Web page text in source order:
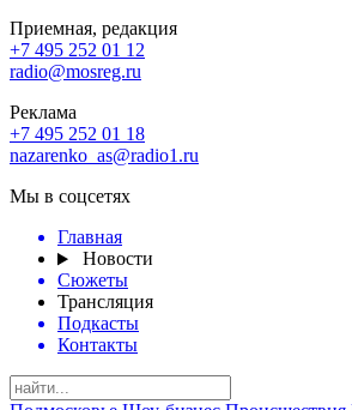
Приемная, редакция
+7 495 252 01 12
radio@mosreg.ru
Реклама
+7 495 252 01 18
nazarenko_as@radio1.ru
Мы в соцсетях
Главная
Новости
Сюжеты
Трансляция
Подкасты
Контакты